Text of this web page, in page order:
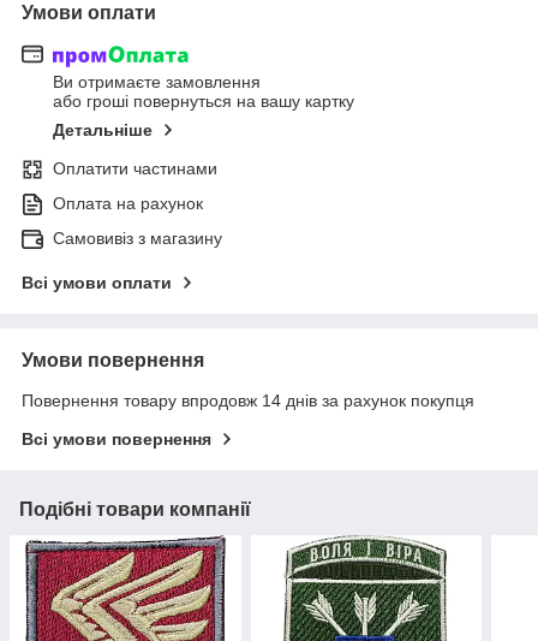
Умови оплати
Ви отримаєте замовлення
або гроші повернуться на вашу картку
Детальніше
Оплатити частинами
Оплата на рахунок
Самовивіз з магазину
Всі умови оплати
Умови повернення
Повернення товару впродовж 14 днів за рахунок покупця
Всі умови повернення
Подібні товари компанії